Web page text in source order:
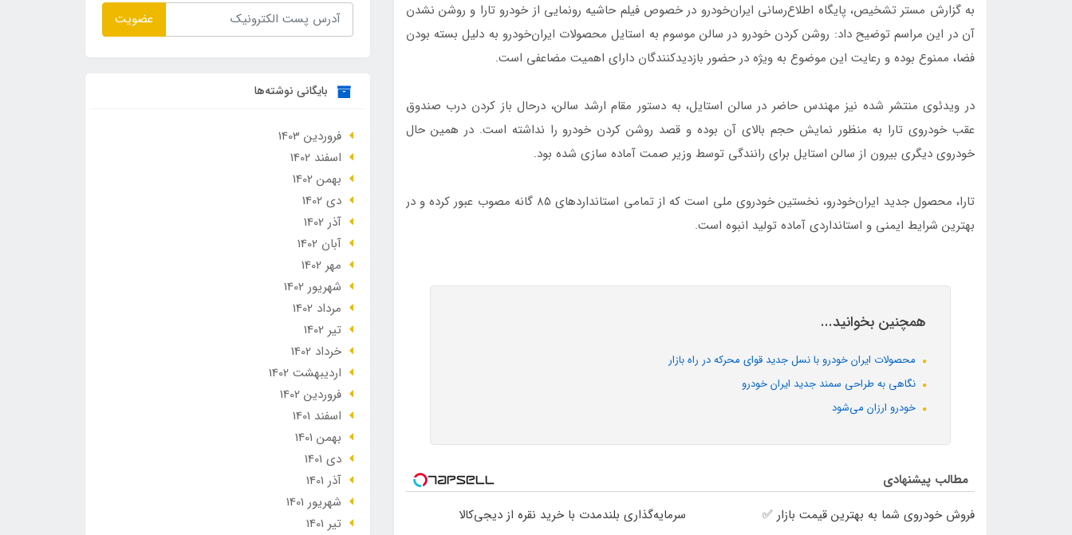
به گزارش مستر تشخیص، پایگاه اطلاع‌رسانی ایران‌خودرو در خصوص فیلم حاشیه رونمایی از خودرو تارا و روشن نشدن
آن در این مراسم توضیح داد: روشن کردن خودرو در سالن موسوم به استایل محصولات ایران‌خودرو به دلیل بسته بودن
فضا، ممنوع بوده و رعایت این موضوع به ویژه در حضور بازدیدکنندگان دارای اهمیت مضاعفی است.
در ویدئوی منتشر شده نیز مهندس حاضر در سالن استایل، به دستور مقام ارشد سالن، درحال باز کردن درب صندوق
عقب خودروی تارا به منظور نمایش حجم بالای آن بوده و قصد روشن کردن خودرو را نداشته است. در همین حال
خودروی دیگری بیرون از سالن استایل برای رانندگی توسط وزیر صمت آماده سازی شده بود.
تارا، محصول جدید ایران‌خودرو، نخستین خودروی ملی است که از تمامی استاندارد‌های 85 گانه مصوب عبور کرده و در
بهترین شرایط ایمنی و استانداردی آماده تولید انبوه است.
همچنین بخوانید...
محصولات ایران خودرو با نسل جدید قوای محرکه در راه بازار
نگاهی به طراحی سمند جدید ایران خودرو
خودرو ارزان می‌شود
مطالب پیشنهادی
فروش خودروی شما به بهترین قیمت بازار ✅
سرمایه‌گذاری بلندمدت با خرید نقره از دیجی‌کالا
عضویت
بایگانی نوشته‌ها
فروردین 1403
اسفند 1402
بهمن 1402
دی 1402
آذر 1402
آبان 1402
مهر 1402
شهریور 1402
مرداد 1402
تير 1402
خرداد 1402
ارديبهشت 1402
فروردین 1402
اسفند 1401
بهمن 1401
دی 1401
آذر 1401
شهریور 1401
تير 1401